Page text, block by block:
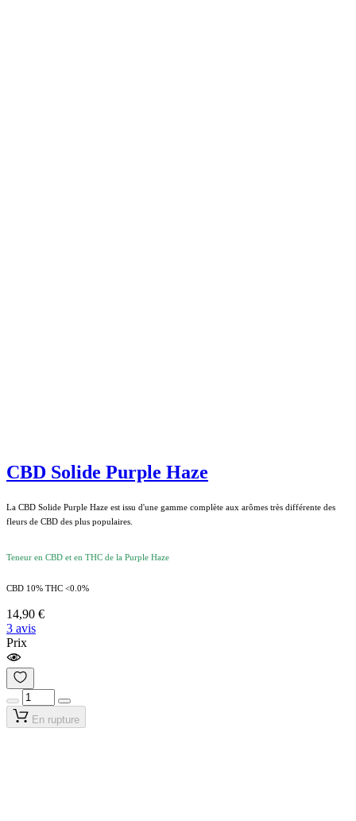
CBD Solide Purple Haze
La CBD Solide Purple Haze est issu d'une gamme complète aux arômes très différente des
fleurs de CBD des plus populaires.
Teneur en CBD et en THC de la Purple Haze
CBD 10% THC <0.0%
14,90 €
3 avis
Prix
En rupture